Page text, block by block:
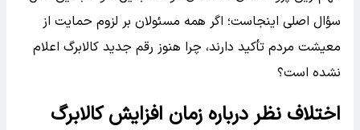
سؤال اصلی اینجاست؛ اگر همه مسئولان بر لزوم حمایت از
معیشت مردم تأکید دارند، چرا هنوز رقم جدید کالابرگ اعلام
نشده است؟
اختلاف نظر درباره زمان افزایش کالابرگ